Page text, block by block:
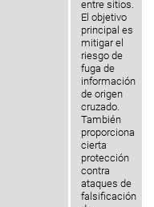
entre sitios.
El objetivo
principal es
mitigar el
riesgo de
fuga de
información
de origen
cruzado.
También
proporciona
cierta
protección
contra
ataques de
falsificación